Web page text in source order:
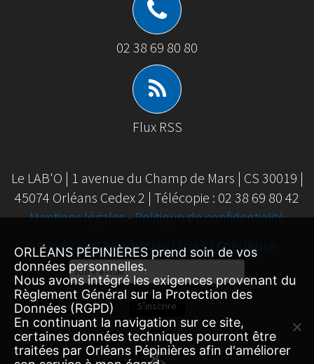
02 38 69 80 80
Flux RSS
Le LAB'O | 1 avenue du Champ de Mars | CS 30019 |
45074 Orléans Cedex 2 | Télécopie : 02 38 69 80 42
Mentions légales-Politique de confidentialité
SUIVEZ NOTRE CONTENU SUR FEEDBURNER
Email
Subscription
S'inscrire
ORLÉANS PÉPINIÈRES prend soin de vos
données personnelles.
Nous avons intégré les exigences provenant du
Règlement Général sur la Protection des
Données (RGPD)
En continuant la navigation sur ce site,
certaines données techniques pourront être
traitées par Orléans Pépinières afin d'améliorer